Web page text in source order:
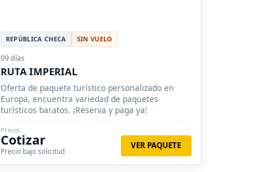
REPÚBLICA CHECA SIN VUELO
09 días
RUTA IMPERIAL
Oferta de paquete turístico personalizado en
Europa, encuentra variedad de paquetes
turísticos baratos. ¡Reserva y paga ya!
Precio
Cotizar
Precio bajo solicitud
VER PAQUETE